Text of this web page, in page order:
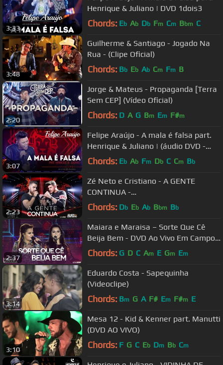
3:33
Henrique & Juliano | DVD 1dois3
Chords: Eb Ab Db Fm Cm Bbm C
3:48
Guilherme & Santiago - Jogado Na
Rua - (Clipe Oficial)
Chords: Bb Eb Ab Cm Fm B
2:20
Jorge & Mateus - Propaganda [Terra
Sem CEP] (Vídeo Oficial)
Chords: D A G Bm Em F#m
3:07
Felipe Araújo - A mala é falsa part.
Henrique & Juliano | (áudio DVD -
1dois3)
Chords: Eb Ab Fm Db C Cm Bb
2:23
Zé Neto e Cristiano - A GENTE
CONTINUA -
#EsqueceOMundoLaFora
Chords: Db Eb Ab Bbm Bb
2:37
Maiara e Maraisa – Sorte Que Cê
Beija Bem - DVD Ao Vivo Em Campo
Grande
Chords: G D C Am E Gm Em
3:14
Eduardo Costa - Sapequinha
(Videoclipe)
Chords: Bm G A F# Em F#m E
3:10
Mesa 12 - Kid & Kenner part. Manutti
(DVD AO VIVO)
Chords: F G C Eb Dm Bb Cm